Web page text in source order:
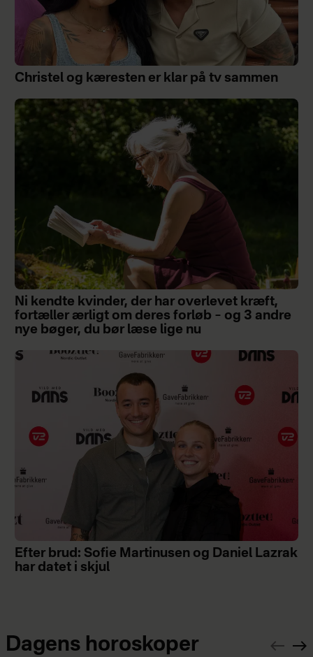
Christel og kæresten er klar på tv sammen
Ni kendte kvinder, der har overlevet kræft,
fortæller ærligt om deres forløb – og 3 andre
nye bøger, du bør læse lige nu
Efter brud: Sofie Martinusen og Daniel Lazrak
har datet i skjul
Dagens horoskoper